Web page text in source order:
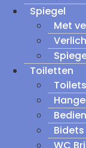
Spiegel
Met
Toiletten
Bidets
WC